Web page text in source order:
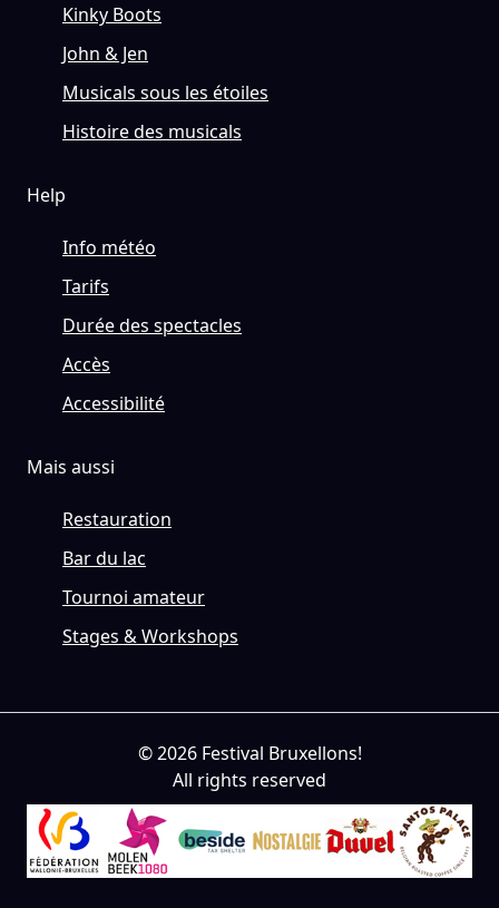
Kinky Boots
John & Jen
Musicals sous les étoiles
Histoire des musicals
Help
Info météo
Tarifs
Durée des spectacles
Accès
Accessibilité
Mais aussi
Restauration
Bar du lac
Tournoi amateur
Stages & Workshops
© 2026 Festival Bruxellons!
All rights reserved